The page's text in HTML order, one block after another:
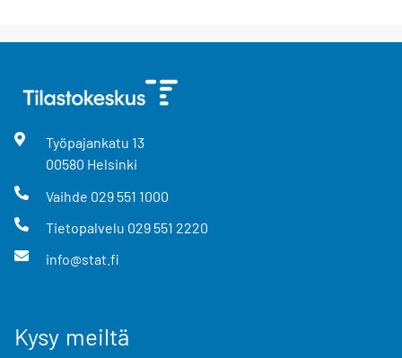
Työpajankatu 13
00580 Helsinki
Vaihde 029 551 1000
Tietopalvelu 029 551 2220
info@stat.fi
Kysy meiltä